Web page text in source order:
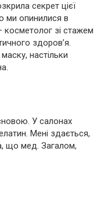
секрет цієї
ми опинилися в
косметолог зі стажем
здоров’я.
настільки
У салонах
Мені здається,
що мeд. Загалом,